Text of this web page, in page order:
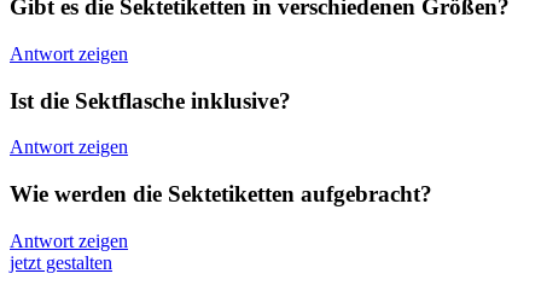
Gibt es die Sektetiketten in verschiedenen Größen?
Antwort zeigen
Ist die Sektflasche inklusive?
Antwort zeigen
Wie werden die Sektetiketten aufgebracht?
Antwort zeigen
jetzt gestalten